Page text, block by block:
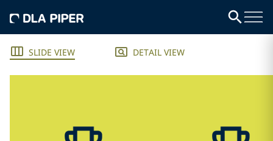
SLIDE VIEW DETAIL VIEW